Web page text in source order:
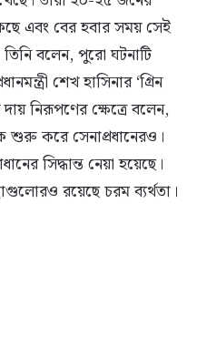
এবং বের হবার সময় সেই
বলেন, পুরো ঘটনাটি
শেখ হাসিনার ‘গ্রিন
নিরূপণের ক্ষেত্রে বলেন,
শুরু করে সেনাপ্রধানেরও।
সিদ্ধান্ত নেয়া হয়েছে।
রয়েছে চরম ব্যর্থতা।